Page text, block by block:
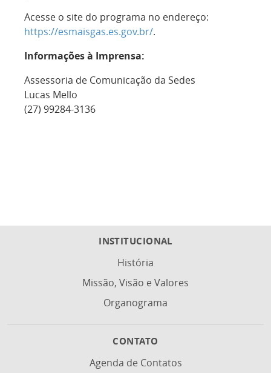
Acesse o site do programa no endereço:
https://esmaisgas.es.gov.br/.
Informações à Imprensa:
Assessoria de Comunicação da Sedes
Lucas Mello
(27) 99284-3136
INSTITUCIONAL
História
Missão, Visão e Valores
Organograma
CONTATO
Agenda de Contatos